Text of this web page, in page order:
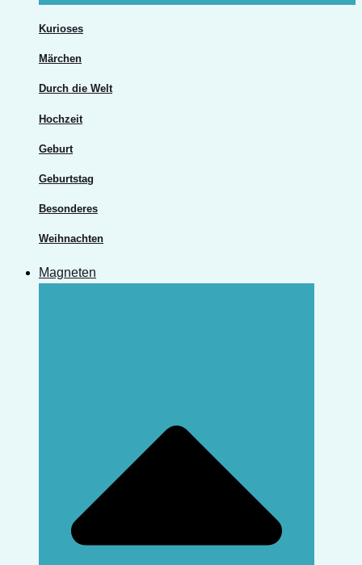
Kurioses
Märchen
Durch die Welt
Hochzeit
Geburt
Geburtstag
Besonderes
Weihnachten
Magneten